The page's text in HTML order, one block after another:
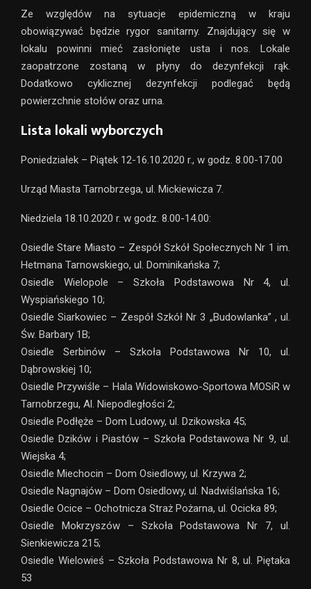
Ze względów na sytuacje epidemiczną w kraju
obowiązywać będzie rygor sanitarny. Znajdujący się w
lokalu powinni mieć zasłonięte usta i nos. Lokale
zaopatrzone zostaną w płyny do dezynfekcji rąk.
Dodatkowo cyklicznej dezynfekcji podlegać będą
powierzchnie stołów oraz urna.
Lista lokali wyborczych
Poniedziałek – Piątek 12-16.10.2020 r., w godz. 8.00-17.00
Urząd Miasta Tarnobrzega, ul. Mickiewicza 7.
Niedziela 18.10.2020 r. w godz. 8.00-14.00:
Osiedle Stare Miasto – Zespół Szkół Społecznych Nr 1 im.
Hetmana Tarnowskiego, ul. Dominikańska 7;
Osiedle Wielopole – Szkoła Podstawowa Nr 4, ul.
Wyspiańskiego 10;
Osiedle Siarkowiec – Zespół Szkół Nr 3 „Budowlanka” , ul.
Św. Barbary 1B;
Osiedle Serbinów – Szkoła Podstawowa Nr 10, ul.
Dąbrowskiej 10;
Osiedle Przywiśle – Hala Widowiskowo-Sportowa MOSiR w
Tarnobrzegu, Al. Niepodległości 2;
Osiedle Podłęże – Dom Ludowy, ul. Dzikowska 45;
Osiedle Dzików i Piastów – Szkoła Podstawowa Nr 9, ul.
Wiejska 4;
Osiedle Miechocin – Dom Osiedlowy, ul. Krzywa 2;
Osiedle Nagnajów – Dom Osiedlowy, ul. Nadwiślańska 16;
Osiedle Ocice – Ochotnicza Straż Pożarna, ul. Ocicka 89;
Osiedle Mokrzyszów – Szkoła Podstawowa Nr 7, ul.
Sienkiewicza 215;
Osiedle Wielowieś – Szkoła Podstawowa Nr 8, ul. Piętaka
53